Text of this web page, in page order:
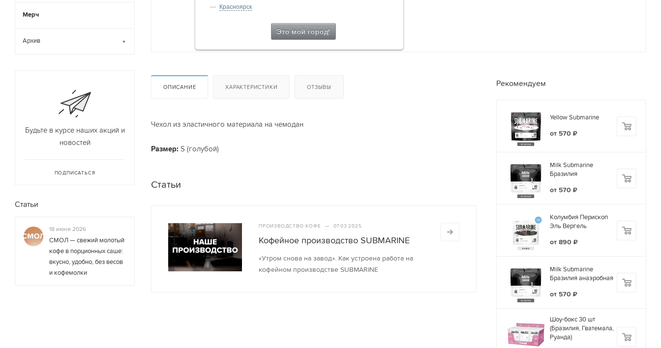
Красноярск
ОПИСАНИЕ ХАРАКТЕРИСТИКИ ОТЗЫВЫ
Чехол из эластичного материала на чемодан
Размер: S (голубой)
Статьи
ПРОИЗВОДСТВО КОФЕ — 07.03.2025
Кофейное производство SUBMARINE
«Утром снова на завод». Как устроена работа на
кофейном производстве SUBMARINE
Рекомендуем
Yellow Submarine
от 570 ₽
Milk Submarine
Бразилия
от 570 ₽
Колумбия Перископ
Эль Вергель
от 890 ₽
Milk Submarine
Бразилия анаэробная
от 570 ₽
Шоу-бокс 30 шт
(Бразилия, Гватемала,
Руанда)
Мерч
Архив
Будьте в курсе наших акций и
новостей
ПОДПИСАТЬСЯ
Статьи
18 июня 2026
СМОЛ — свежий молотый
кофе в порционных саше:
вкусно, удобно, без весов
и кофемолки